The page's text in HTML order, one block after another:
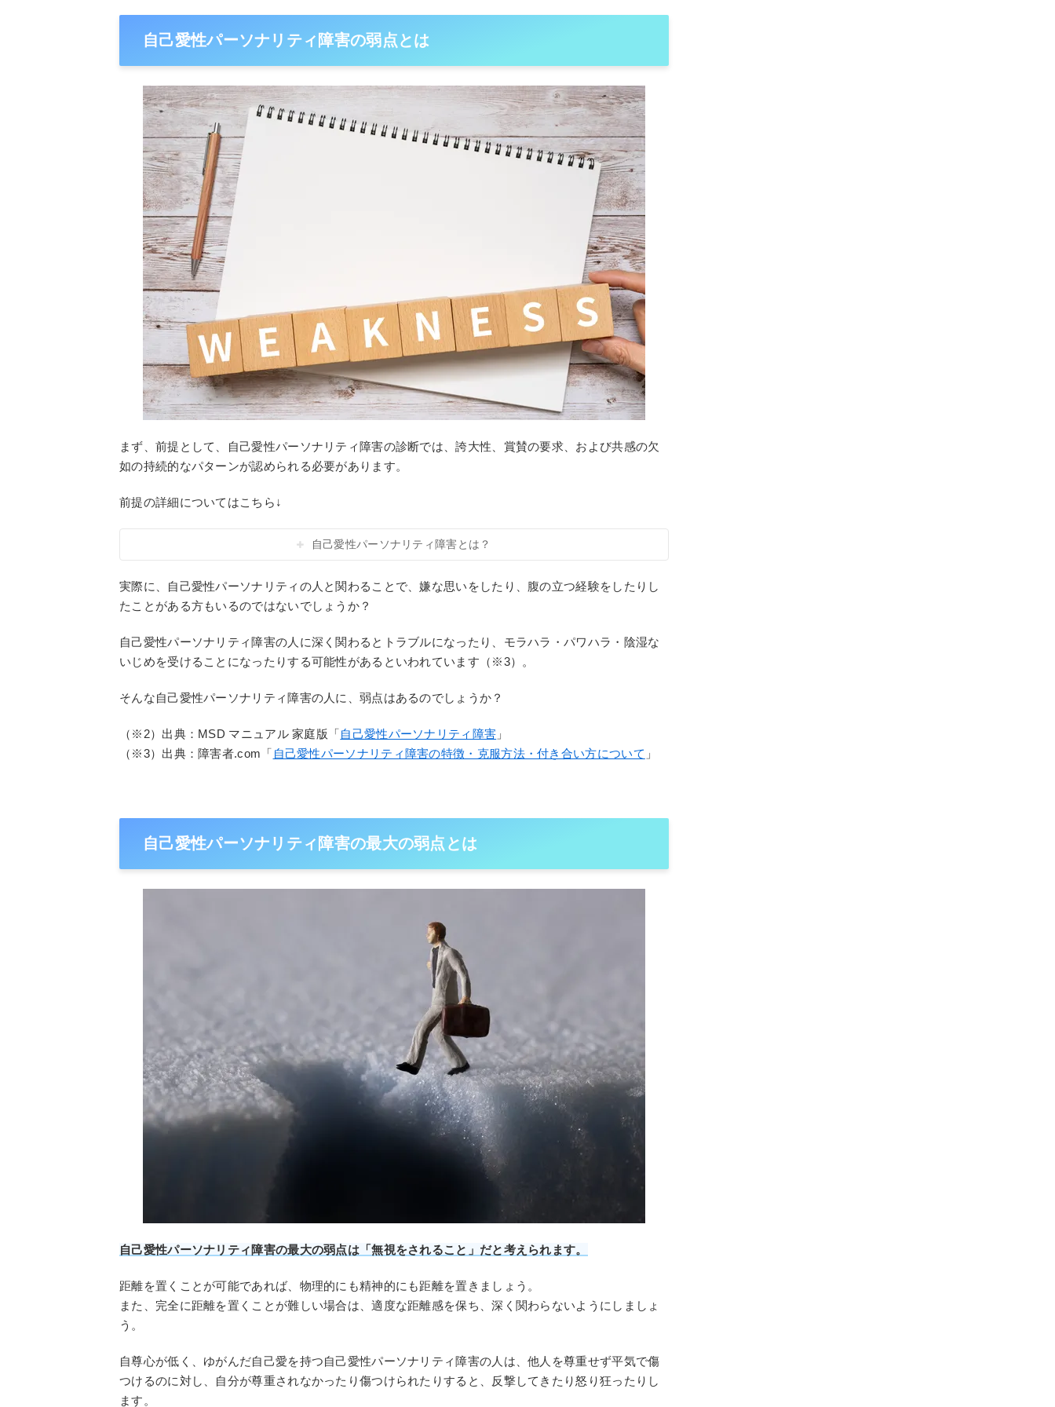
自己愛性パーソナリティ障害の弱点とは
まず、前提として、自己愛性パーソナリティ障害の診断では、誇大性、賞賛の要求、および共感の欠
如の持続的なパターンが認められる必要があります。
前提の詳細についてはこちら↓
自己愛性パーソナリティ障害とは？
実際に、自己愛性パーソナリティの人と関わることで、嫌な思いをしたり、腹の立つ経験をしたりし
たことがある方もいるのではないでしょうか？
自己愛性パーソナリティ障害の人に深く関わるとトラブルになったり、モラハラ・パワハラ・陰湿な
いじめを受けることになったりする可能性があるといわれています（※3）。
そんな自己愛性パーソナリティ障害の人に、弱点はあるのでしょうか？
（※2）出典：MSD マニュアル 家庭版「自己愛性パーソナリティ障害 」
（※3）出典：障害者.com「 自己愛性パーソナリティ障害の特徴・克服方法・付き合い方について 」
自己愛性パーソナリティ障害の最大の弱点とは
自己愛性パーソナリティ障害の最大の弱点は「無視をされること」だと考えられます。
距離を置くことが可能であれば、物理的にも精神的にも距離を置きましょう。
また、完全に距離を置くことが難しい場合は、適度な距離感を保ち、深く関わらないようにしましょ
う。
自尊心が低く、ゆがんだ自己愛を持つ自己愛性パーソナリティ障害の人は、他人を尊重せず平気で傷
つけるのに対し、自分が尊重されなかったり傷つけられたりすると、反撃してきたり怒り狂ったりし
ます。